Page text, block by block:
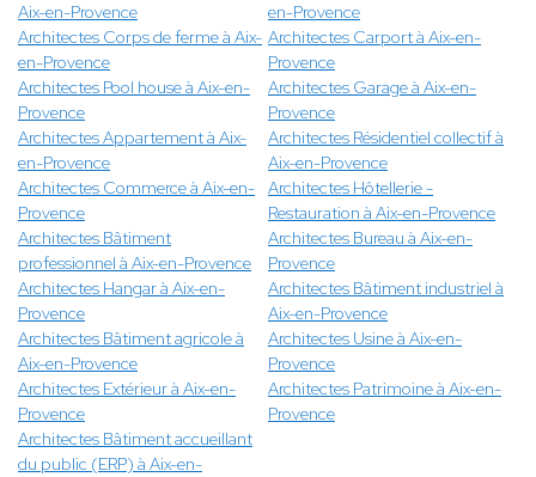
Aix-en-Provence
en-Provence
Architectes Corps de ferme à Aix-
en-Provence
Architectes Carport à Aix-en-
Provence
Architectes Pool house à Aix-en-
Provence
Architectes Garage à Aix-en-
Provence
Architectes Appartement à Aix-
en-Provence
Architectes Résidentiel collectif à
Aix-en-Provence
Architectes Commerce à Aix-en-
Provence
Architectes Hôtellerie -
Restauration à Aix-en-Provence
Architectes Bâtiment
professionnel à Aix-en-Provence
Architectes Bureau à Aix-en-
Provence
Architectes Hangar à Aix-en-
Provence
Architectes Bâtiment industriel à
Aix-en-Provence
Architectes Bâtiment agricole à
Aix-en-Provence
Architectes Usine à Aix-en-
Provence
Architectes Extérieur à Aix-en-
Provence
Architectes Patrimoine à Aix-en-
Provence
Architectes Bâtiment accueillant
du public (ERP) à Aix-en-